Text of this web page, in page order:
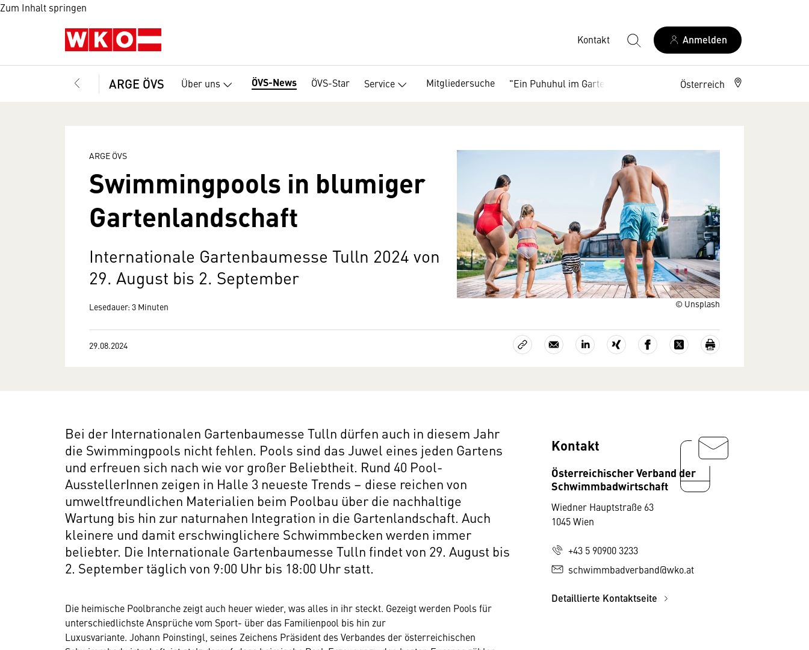
Zum Inhalt springen
Kontakt Anmelden
ARGE ÖVS Über uns ÖVS-News ÖVS-Star Service Mitgliedersuche "Ein Puhuhul im Garten" Österreich
© Unsplash
ARGE ÖVS
Swimmingpools in blumiger
Gartenlandschaft
Internationale Gartenbaumesse Tulln 2024 von
29. August bis 2. September
Lesedauer: 3 Minuten
29.08.2024
Bei der Internationalen Gartenbaumesse Tulln dürfen auch in diesem Jahr
die Swimmingpools nicht fehlen. Pools sind das Juwel eines jeden Gartens
und erfreuen sich nach wie vor großer Beliebtheit. Rund 40 Pool-
AusstellerInnen zeigen in Halle 3 neueste Trends – diese reichen von
umweltfreundlichen Materialien beim Poolbau über die nachhaltige
Wartung bis hin zur naturnahen Integration in die Gartenlandschaft. Auch
kleinere und damit erschwinglichere Schwimmbecken werden immer
beliebter. Die Internationale Gartenbaumesse Tulln findet von 29. August bis
2. September täglich von 9:00 Uhr bis 18:00 Uhr statt.
Die heimische Poolbranche zeigt auch heuer wieder, was alles in ihr steckt. Gezeigt werden Pools für
unterschiedlichste Ansprüche vom Sport- über das Familienpool bis hin zur
Luxusvariante. Johann Poinstingl, seines Zeichens Präsident des Verbandes der österreichischen
Kontakt
Österreichischer Verband der
Schwimmbadwirtschaft
Wiedner Hauptstraße 63
1045 Wien
+43 5 90900 3233
schwimmbadverband@wko.at
Detaillierte Kontaktseite